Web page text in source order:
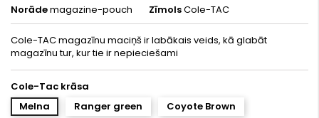
Norādemagazine-pouch ZīmolsCole-TAC
Cole-TAC magazīnu maciņš ir labākais veids, kā glabāt
magazīnu tur, kur tie ir nepieciešami
Cole-Tac krāsa
Melna
Ranger green Coyote Brown